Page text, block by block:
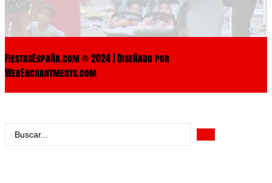
FiestasEspaña.com © 2024 | Diseñado por
WebEnchantments.com